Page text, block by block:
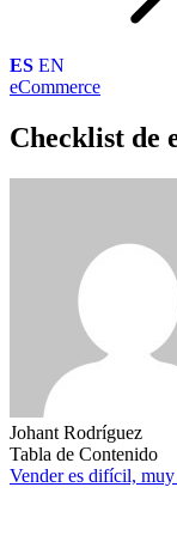
ES EN
eCommerce
Checklist de
Johant Rodríguez
Tabla de Contenido
Vender es difícil,